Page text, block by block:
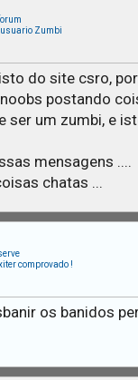
usuario Zumbi
do site csro,
postando
ser um zumbi, e
mensagens ....
chatas ...
comprovado !
os banidos